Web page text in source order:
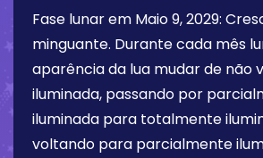
Fase lunar em Maio 9, 2029:
minguante. Durante cada mês
aparência da lua mudar de não
iluminada, passando por
iluminada para totalmente
voltando para parcialmente